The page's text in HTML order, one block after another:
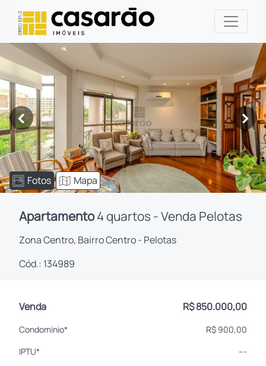
< >
Fotos Mapa
Apartamento4 quartos - Venda Pelotas
Zona Centro, Bairro Centro - Pelotas
Cód.: 134989
Venda R$ 850.000,00
Condomínio*
R$ 900,00
IPTU*
---